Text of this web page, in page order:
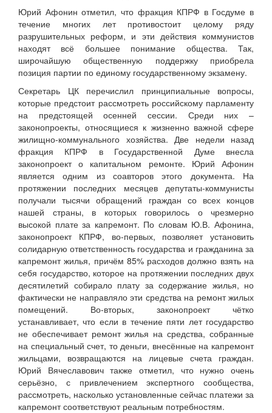
Юрий Афонин отметил, что фракция КПРФ в Госдуме в
течение многих лет противостоит целому ряду
разрушительных реформ, и эти действия коммунистов
находят всё большее понимание общества. Так,
широчайшую общественную поддержку приобрела
позиция партии по единому государственному экзамену.
Секретарь ЦК перечислил принципиальные вопросы,
которые предстоит рассмотреть российскому парламенту
на предстоящей осенней сессии. Среди них –
законопроекты, относящиеся к жизненно важной сфере
жилищно-коммунального хозяйства. Две недели назад
фракция КПРФ в Государственной Думе внесла
законопроект о капитальном ремонте. Юрий Афонин
является одним из соавторов этого документа. На
протяжении последних месяцев депутаты-коммунисты
получали тысячи обращений граждан со всех концов
нашей страны, в которых говорилось о чрезмерно
высокой плате за капремонт. По словам Ю.В. Афонина,
законопроект КПРФ, во-первых, позволяет установить
солидарную ответственность государства и гражданина за
капремонт жилья, причём 85% расходов должно взять на
себя государство, которое на протяжении последних двух
десятилетий собирало плату за содержание жилья, но
фактически не направляло эти средства на ремонт жилых
помещений. Во-вторых, законопроект чётко
устанавливает, что если в течение пяти лет государство
не обеспечивает ремонт жилья на средства, собранные
на специальный счет, то деньги, внесённые на капремонт
жильцами, возвращаются на лицевые счета граждан.
Юрий Вячеславович также отметил, что нужно очень
серьёзно, с привлечением экспертного сообщества,
рассмотреть, насколько установленные сейчас платежи за
капремонт соответствуют реальным потребностям.